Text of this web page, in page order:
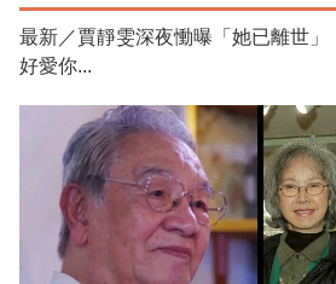
最新／賈靜雯深夜慟曝「她已離世
好愛你...